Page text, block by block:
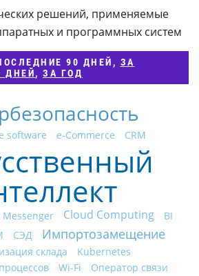
решений, применяемые
и программных систем
90 ДНЕЙ , ЗА
ДНЕЙ, ЗА ГОД
software e-Commerce CRM
Cloud Computing
BI
СЭД Импортозамещение
склада
Kubernetes
Wi-Fi
Оператор связи